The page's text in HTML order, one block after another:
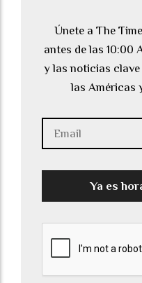
Únete a The
antes de las 10:00
y las noticias clave
las Américas
Ya es